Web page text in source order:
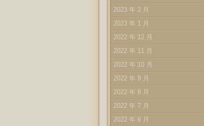
2023 年 2 月
2023 年 1 月
2022 年 12 月
2022 年 11 月
2022 年 10 月
2022 年 9 月
2022 年 8 月
2022 年 7 月
2022 年 6 月